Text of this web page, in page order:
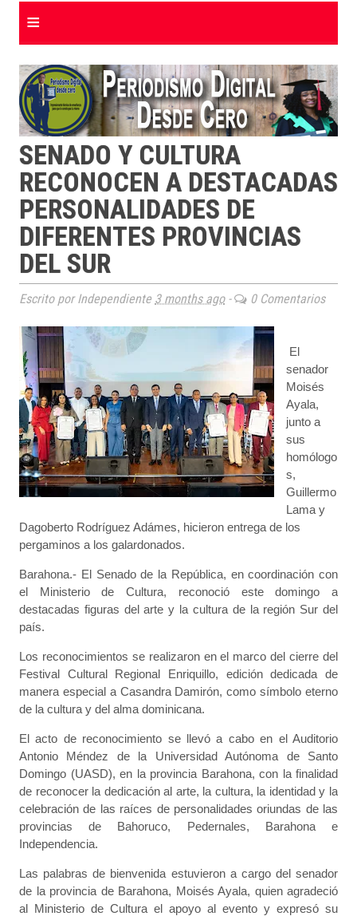
≡
SENADO Y CULTURA
RECONOCEN A DESTACADAS
PERSONALIDADES DE
DIFERENTES PROVINCIAS
DEL SUR
Escrito por Independiente 3 months ago- 0 Comentarios
El
senador
Moisés
Ayala,
junto a
sus
homólogo
s,
Guillermo
Lama y
Dagoberto Rodríguez Adámes, hicieron entrega de los
pergaminos a los galardonados.
Barahona.- El Senado de la República, en coordinación con
el Ministerio de Cultura, reconoció este domingo a
destacadas figuras del arte y la cultura de la región Sur del
país.
Los reconocimientos se realizaron en el marco del cierre del
Festival Cultural Regional Enriquillo, edición dedicada de
manera especial a Casandra Damirón, como símbolo eterno
de la cultura y del alma dominicana.
El acto de reconocimiento se llevó a cabo en el Auditorio
Antonio Méndez de la Universidad Autónoma de Santo
Domingo (UASD), en la provincia Barahona, con la finalidad
de reconocer la dedicación al arte, la cultura, la identidad y la
celebración de las raíces de personalidades oriundas de las
provincias de Bahoruco, Pedernales, Barahona e
Independencia.
Las palabras de bienvenida estuvieron a cargo del senador
de la provincia de Barahona, Moisés Ayala, quien agradeció
al Ministerio de Cultura el apoyo al evento y expresó su